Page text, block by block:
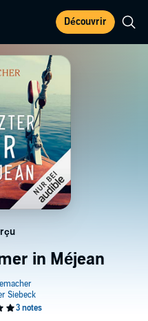
Découvrir
in Méjean